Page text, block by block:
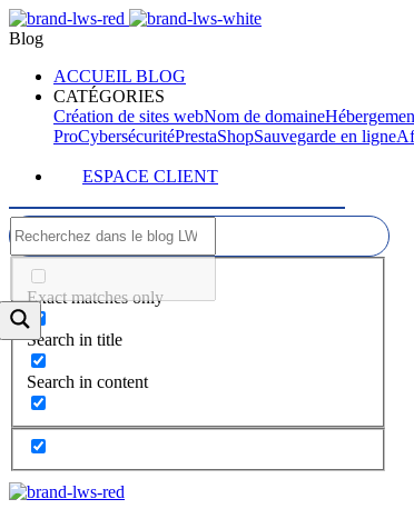
Blog
ACCUEIL BLOG
CATÉGORIES
Création de sites webNom de domaine
ProCybersécuritéPrestaShopSauvegarde en ligne
ESPACE CLIENT
Exact matches only
Search in title
Search in content